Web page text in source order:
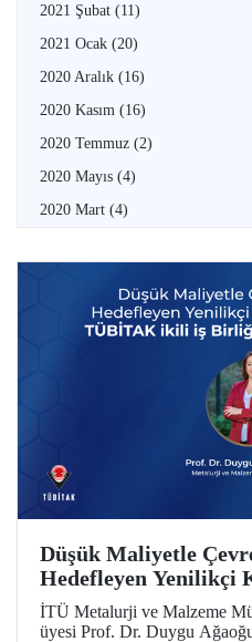
2021 Şubat (11)
2021 Ocak (20)
2020 Aralık (16)
2020 Kasım (16)
2020 Temmuz (2)
2020 Mayıs (4)
2020 Mart (4)
Düşük Maliyetle
Hedefleyen Yenilikçi
TÜBİTAK İkili İş
İTÜ Metalurji ve Malzeme
üyesi Prof. Dr. Duygu